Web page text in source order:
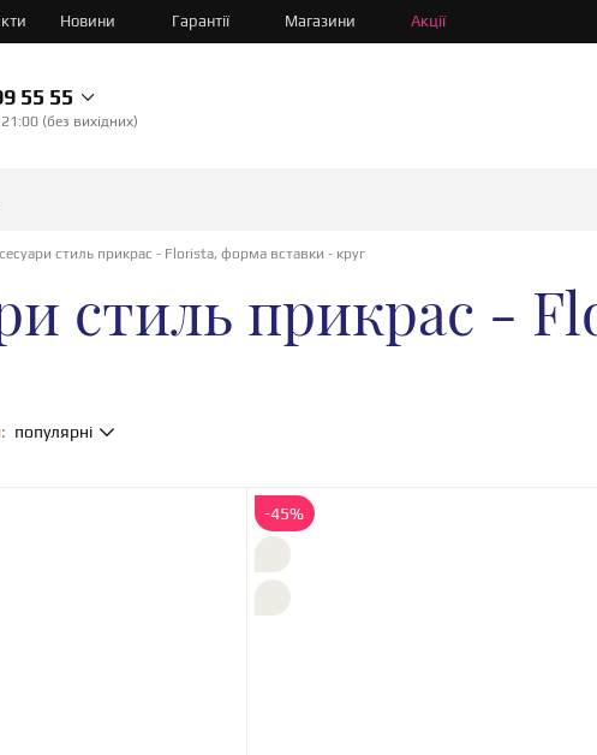
Новини Гарантії Магазини Акції
55 55
(без вихідних)
стиль прикрас - Florista, форма вставки - круг
стиль прикрас -
популярні
-45%